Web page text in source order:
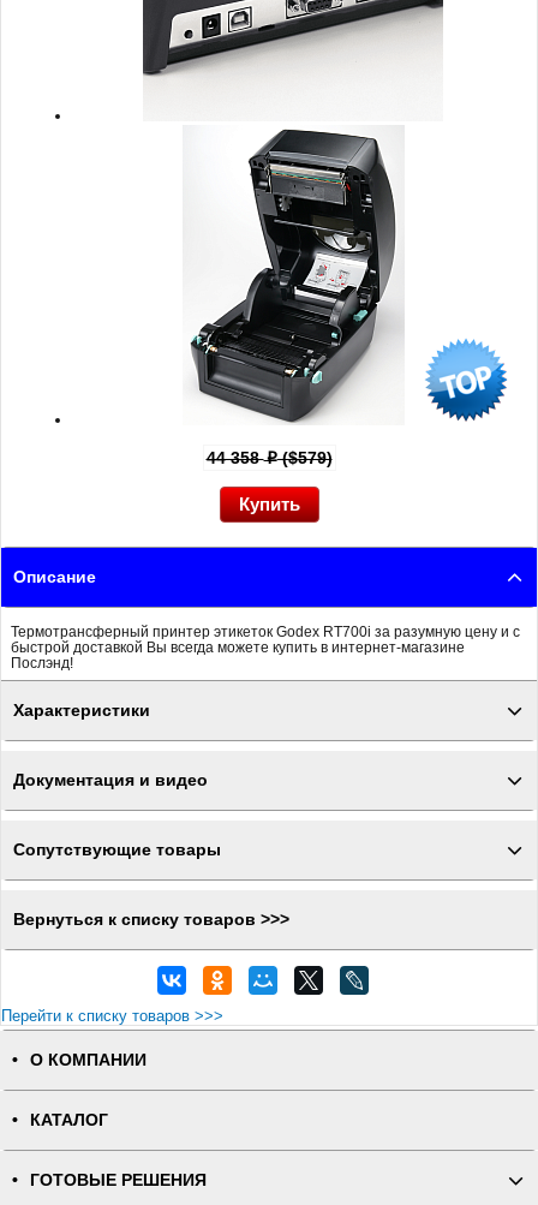
44 358p($579)
Описание
Термотрансферный принтер этикеток Godex RT700i за разумную цену и с
быстрой доставкой Вы всегда можете купить в интернет-магазине
Послэнд!
Характеристики
Документация и видео
Сопутствующие товары
Вернуться к списку товаров >>>
Перейти к списку товаров >>>
О КОМПАНИИ
КАТАЛОГ
ГОТОВЫЕ РЕШЕНИЯ